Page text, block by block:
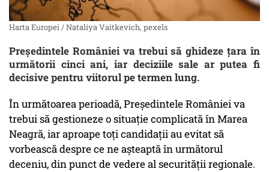
Harta Europei / Nataliya Vaitkevich, pexels
Președintele României va trebui să ghideze țara în
următorii cinci ani, iar deciziile sale ar putea fi
decisive pentru viitorul pe termen lung.
În următoarea perioadă, Președintele României va
trebui să gestioneze o situație complicată în Marea
Neagră, iar aproape toți candidații au evitat să
vorbească despre ce ne așteaptă în următorul
deceniu, din punct de vedere al securității regionale.